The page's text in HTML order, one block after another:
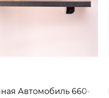
Автомобиль 660-